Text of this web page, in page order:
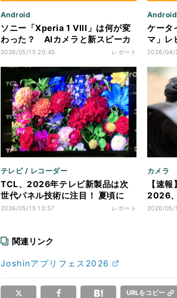
Android
ソニー「Xperia 1 VIII」は何が変
わった？ AIカメラと新スピーカ
ーを実機で体験
2026/05/15 20:45 レポート
Android
ケータ
マ」レ
との違
2026/04/
テレビ / レコーダー
TCL、2026年テレビ新製品は次
世代パネル技術に注目！ 夏頃に
Gemini対応も - 山﨑賢人さん「ど
2026/05/15 13:57 レポート
カメラ
【速
2026
2026/05/
関連リンク
Joshinアプリフェス2026
URLをコピー